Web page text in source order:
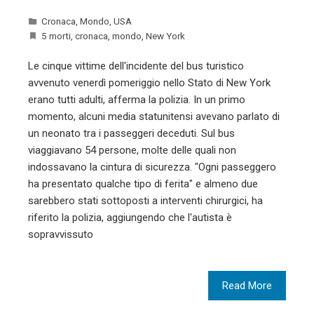
Cronaca, Mondo, USA
5 morti, cronaca, mondo, New York
Le cinque vittime dell'incidente del bus turistico
avvenuto venerdì pomeriggio nello Stato di New York
erano tutti adulti, afferma la polizia. In un primo
momento, alcuni media statunitensi avevano parlato di
un neonato tra i passeggeri deceduti. Sul bus
viaggiavano 54 persone, molte delle quali non
indossavano la cintura di sicurezza. "Ogni passeggero
ha presentato qualche tipo di ferita" e almeno due
sarebbero stati sottoposti a interventi chirurgici, ha
riferito la polizia, aggiungendo che l'autista è
sopravvissuto
Read More